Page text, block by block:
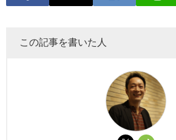
この記事を書いた人